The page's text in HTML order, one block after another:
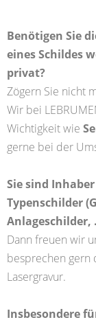
Benötigen Sie
eines Schildes
privat?
Zögern Sie nicht
Wir bei
Wichtigkeit wie
gerne bei der
Sie sind
Typenschilder
Anlageschilder,
Dann freuen wir
besprechen gern
Lasergravur.
Insbesondere